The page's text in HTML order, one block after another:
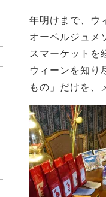
年明けまで、ウ
オーベルジュメ
スマーケットを
ウィーンを知り
もの」だけを、